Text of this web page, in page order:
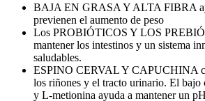
BAJA EN GRASA Y ALTA FIBRA
previenen el aumento de peso
Los PROBIÓTICOS Y LOS
mantener los intestinos y un sistema
saludables.
ESPINO CERVAL Y CAPUCHINA
los riñones y el tracto urinario. El bajo
y L-metionina ayuda a mantener un